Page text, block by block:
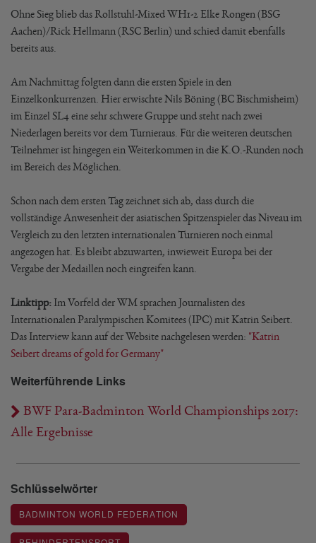
Ohne Sieg blieb das Rollstuhl-Mixed WH1-2 Elke Rongen (BSG
Aachen)/Rick Hellmann (RSC Berlin) und schied damit ebenfalls
bereits aus.
Am Nachmittag folgten dann die ersten Spiele in den
Einzelkonkurrenzen. Hier erwischte Nils Böning (BC Bischmisheim)
im Einzel SL4 eine sehr schwere Gruppe und steht nach zwei
Niederlagen bereits vor dem Turnieraus. Für die weiteren deutschen
Teilnehmer ist hingegen ein Weiterkommen in die K.O.-Runden noch
im Bereich des Möglichen.
Schon nach dem ersten Tag zeichnet sich ab, dass durch die
vollständige Anwesenheit der asiatischen Spitzenspieler das Niveau im
Vergleich zu den letzten internationalen Turnieren noch einmal
angezogen hat. Es bleibt abzuwarten, inwieweit Europa bei der
Vergabe der Medaillen noch eingreifen kann.
Linktipp: Im Vorfeld der WM sprachen Journalisten des
Internationalen Paralympischen Komitees (IPC) mit Katrin Seibert.
Das Interview kann auf der Website nachgelesen werden: "Katrin
Seibert dreams of gold for Germany"
Weiterführende Links
BWF Para-Badminton World Championships 2017:
Alle Ergebnisse
Schlüsselwörter
BADMINTON WORLD FEDERATION